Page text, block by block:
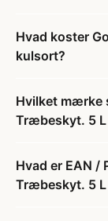
Hvad koster
kulsort?
Hvilket mærke
Træbeskyt. 5
Hvad er EAN /
Træbeskyt. 5